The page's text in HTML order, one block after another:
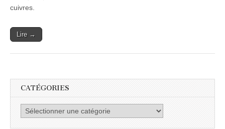
cuivres.
Lire →
CATÉGORIES
Catégories